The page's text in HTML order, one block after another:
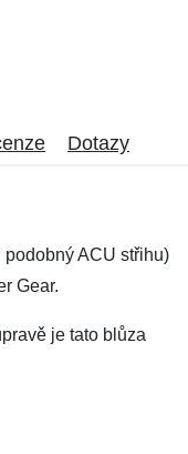
Dotazy
ACU střihu)
Gear.
je tato blůza